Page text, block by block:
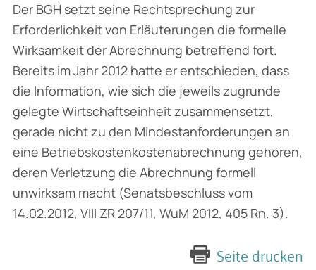
Der BGH setzt seine Rechtsprechung zur
Erforderlichkeit von Erläuterungen die formelle
Wirk­samkeit der Abrechnung betreffend fort.
Bereits im Jahr 2012 hatte er entschieden, dass
die Information, wie sich die jeweils zugrunde
gelegte Wirtschaftseinheit zusammensetzt,
gerade nicht zu den Mindestanforderungen an
eine Betriebskostenkostenabrechnung gehören,
deren Verletzung die Abrechnung formell
unwirksam macht (Senatsbeschluss vom
14.02.2012, VIII ZR 207/11, WuM 2012, 405 Rn. 3).
Seite drucken